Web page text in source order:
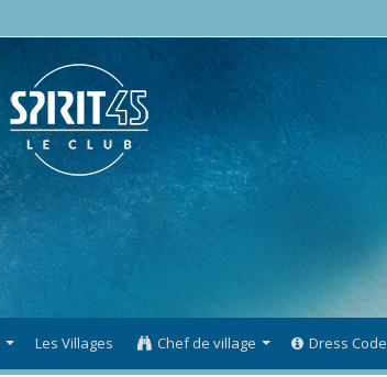
Les Villages Chef de village Dress Code